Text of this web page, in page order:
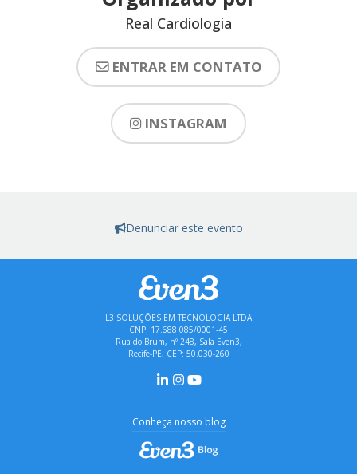
Real Cardiologia
ENTRAR EM CONTATO
INSTAGRAM
Denunciar este evento
L3 SOLUÇÕES EM TECNOLOGIA LTDA
CNPJ 17.688.085/0001-45
Rua do Brum, nº 248, Sala Even3,
Recife-PE, CEP: 50.030-260
Conheça nosso blog